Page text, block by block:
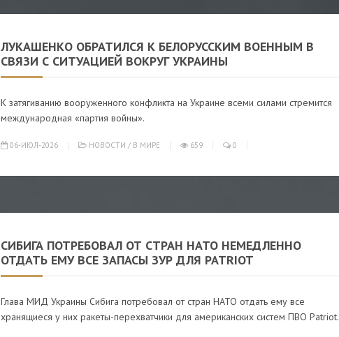
ЛУКАШЕНКО ОБРАТИЛСЯ К БЕЛОРУССКИМ ВОЕННЫМ В
СВЯЗИ С СИТУАЦИЕЙ ВОКРУГ УКРАИНЫ
К затягиванию вооруженного конфликта на Украине всеми силами стремится
международная «партия войны».
06-ИЮЛ-2026 НОВОСТИ / В МИРЕ 659 0
СИБИГА ПОТРЕБОВАЛ ОТ СТРАН НАТО НЕМЕДЛЕННО
ОТДАТЬ ЕМУ ВСЕ ЗАПАСЫ ЗУР ДЛЯ PATRIOT
Глава МИД Украины Сибига потребовал от стран НАТО отдать ему все
хранящиеся у них ракеты-перехватчики для американских систем ПВО Patriot.